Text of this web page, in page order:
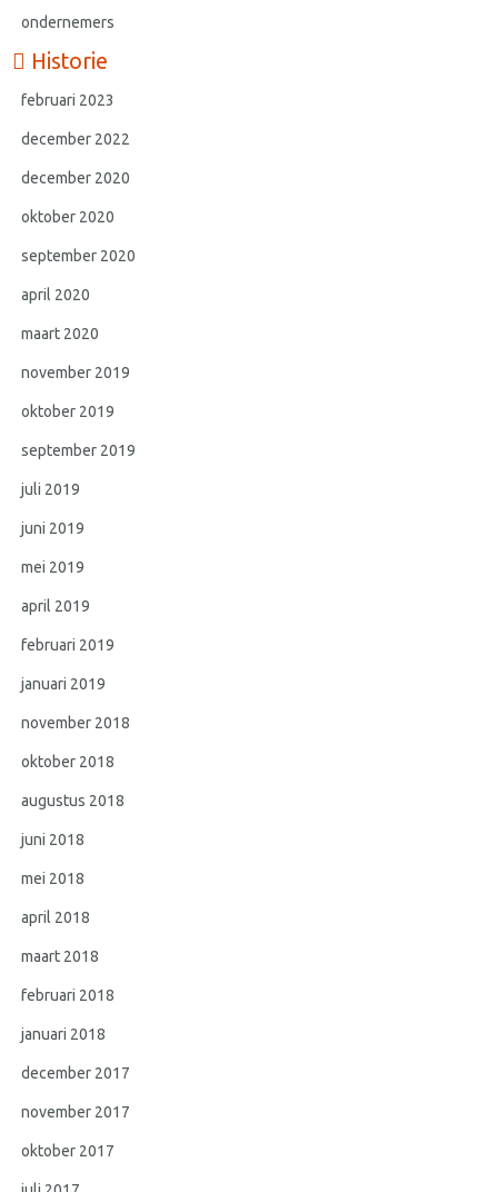
ondernemers
Historie
februari 2023
december 2022
december 2020
oktober 2020
september 2020
april 2020
maart 2020
november 2019
oktober 2019
september 2019
juli 2019
juni 2019
mei 2019
april 2019
februari 2019
januari 2019
november 2018
oktober 2018
augustus 2018
juni 2018
mei 2018
april 2018
maart 2018
februari 2018
januari 2018
december 2017
november 2017
oktober 2017